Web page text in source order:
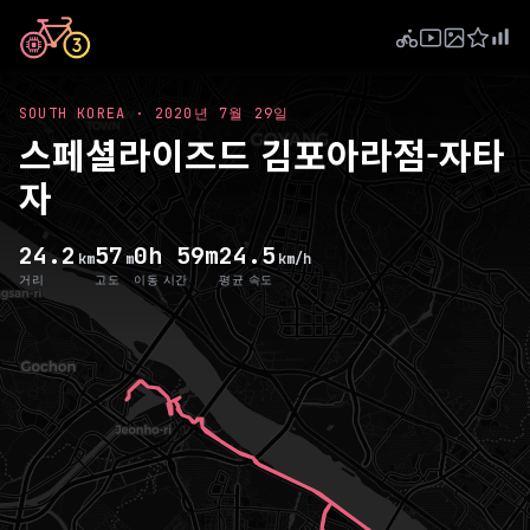
SOUTH KOREA · 2020년 7월 29일
스페셜라이즈드 김포아라점-자타
자
24.2 km
거리
57 m
고도
0h 59m
이동 시간
24.5 km/h
평균 속도